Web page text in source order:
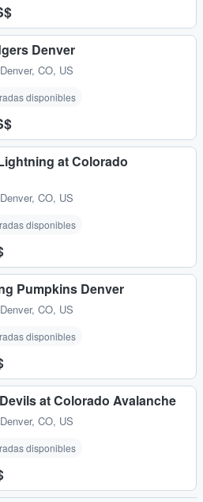
Denver
Denver, CO, US
disponibles
at Colorado
Denver, CO, US
disponibles
Pumpkins Denver
Denver, CO, US
disponibles
at Colorado Avalanche
Denver, CO, US
disponibles